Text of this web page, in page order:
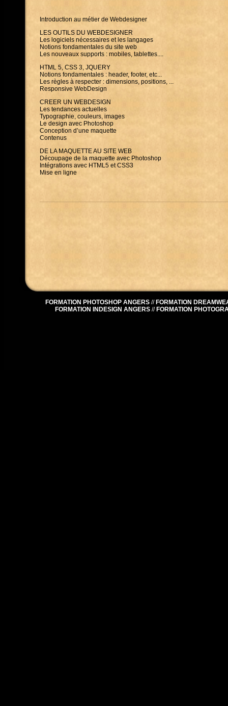
Introduction au métier de Webdesigner
LES OUTILS DU WEBDESIGNER
Les logiciels nécessaires et les langages
Notions fondamentales du site web
Les nouveaux supports : mobiles, tablettes....
HTML 5, CSS 3, JQUERY
Notions fondamentales : header, footer, etc...
Les règles à respecter : dimensions, positions, ...
Responsive WebDesign
CREER UN WEBDESIGN
Les tendances actuelles
Typographie, couleurs, images
Le design avec Photoshop
Conception d’une maquette
Contenus
DE LA MAQUETTE AU SITE WEB
Découpage de la maquette avec Photoshop
Intégrations avec HTML5 et CSS3
Mise en ligne
FORMATION PHOTOSHOP ANGERS// FORMATION
FORMATION INDESIGN ANGERS// FORMATION